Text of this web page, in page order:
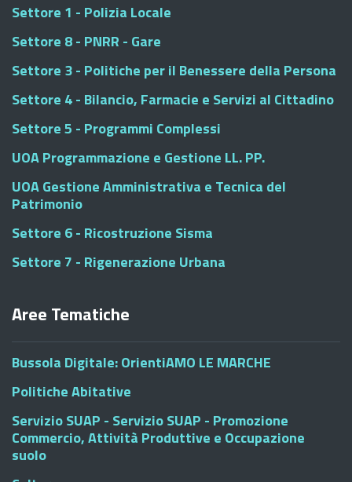
Settore 1 - Polizia Locale
Settore 8 - PNRR - Gare
Settore 3 - Politiche per il Benessere della Persona
Settore 4 - Bilancio, Farmacie e Servizi al Cittadino
Settore 5 - Programmi Complessi
UOA Programmazione e Gestione LL. PP.
UOA Gestione Amministrativa e Tecnica del
Patrimonio
Settore 6 - Ricostruzione Sisma
Settore 7 - Rigenerazione Urbana
Aree Tematiche
Bussola Digitale: OrientiAMO LE MARCHE
Politiche Abitative
Servizio SUAP - Servizio SUAP - Promozione
Commercio, Attività Produttive e Occupazione
suolo